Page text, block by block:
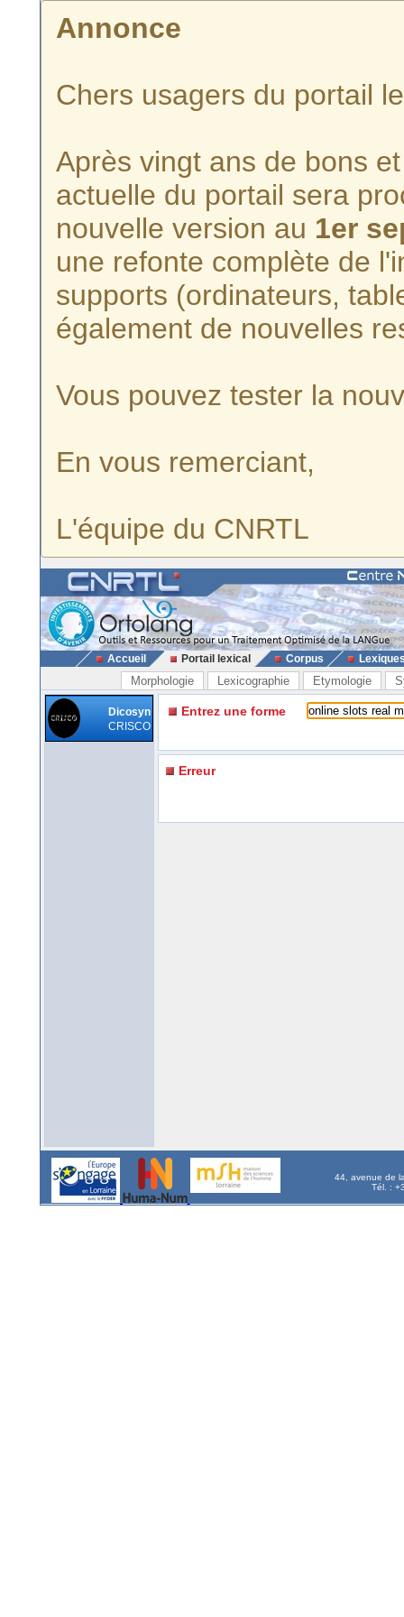
Annonce
Chers usagers du portail
Après vingt ans de bons
actuelle du portail sera
nouvelle version au 1er
une refonte complète de
supports (ordinateurs,
également de nouvelles
Vous pouvez tester la
En vous remerciant,
L'équipe du CNRTL
Accueil Portail lexical Corpus
Morphologie Lexicographie Etymologie
Dicosyn
CRISCO
Entrez une forme
Erreur
44, avenue de
Tél. :